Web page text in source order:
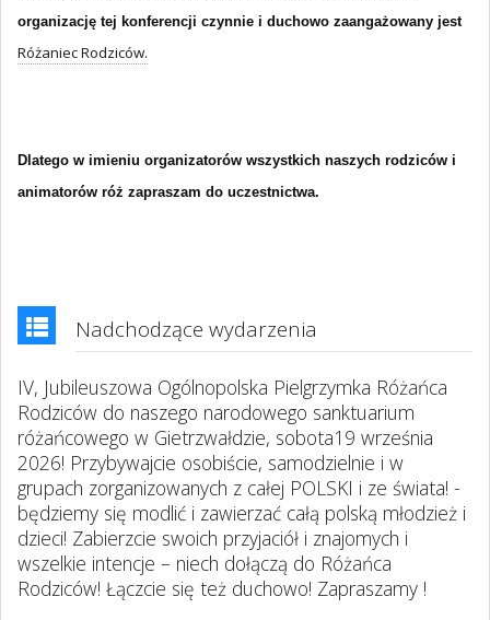
organizację tej konferencji czynnie i duchowo zaangażowany jest
Różaniec Rodziców.
Dlatego w imieniu organizatorów wszystkich naszych rodziców i
animatorów róż zapraszam do uczestnictwa.
Nadchodzące wydarzenia
IV, Jubileuszowa Ogólnopolska Pielgrzymka Różańca
Rodziców do naszego narodowego sanktuarium
różańcowego w Gietrzwałdzie, sobota19 września
2026! Przybywajcie osobiście, samodzielnie i w
grupach zorganizowanych z całej POLSKI i ze świata! -
będziemy się modlić i zawierzać całą polską młodzież i
dzieci! Zabierzcie swoich przyjaciół i znajomych i
wszelkie intencje – niech dołączą do Różańca
Rodziców! Łączcie się też duchowo! Zapraszamy !